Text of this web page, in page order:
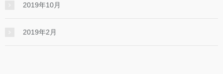
2019年10月
2019年2月